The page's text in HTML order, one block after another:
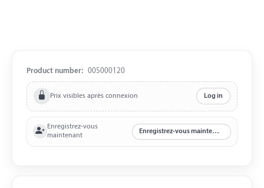
Product number: 005000120
Prix visibles après connexion Log in
Enregistrez-vous
maintenant
Enregistrez-vous maintenant